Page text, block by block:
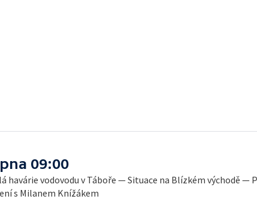
09:00
havárie vodovodu v Táboře — Situace na Blízkém východě —
s Milanem Knížákem